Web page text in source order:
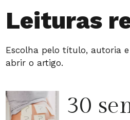
Leituras
Escolha pelo título, autoria
abrir o artigo.
30